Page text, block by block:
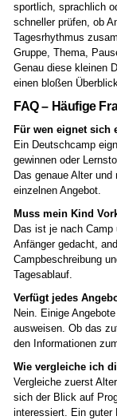
sportlich, sprachlich
schneller prüfen, ob
Tagesrhythmus
Gruppe, Thema,
Genau diese kleinen
einen bloßen
FAQ – Häufige
Für wen eignet sich
Ein Deutschcamp
gewinnen oder
Das genaue Alter
einzelnen Angebot.
Muss mein Kind
Das ist je nach
Anfänger gedacht,
Campbeschreibung
Tagesablauf.
Verfügt jedes
Nein. Einige
ausweisen. Ob das
den Informationen
Wie vergleiche ich
Vergleiche zuerst
sich der Blick auf
interessiert. Ein guter